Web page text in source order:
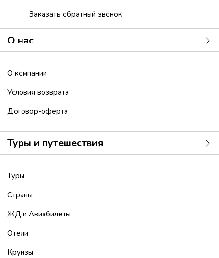
Заказать обратный звонок
О нас
О компании
Условия возврата
Договор-оферта
Туры и путешествия
Туры
Страны
ЖД и Авиабилеты
Отели
Круизы